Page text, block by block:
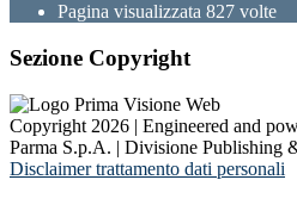
Pagina visualizzata 827 volte
Sezione Copyright
Copyright 2026 | Engineered and
Parma S.p.A. | Divisione Publishing
Disclaimer trattamento dati personali